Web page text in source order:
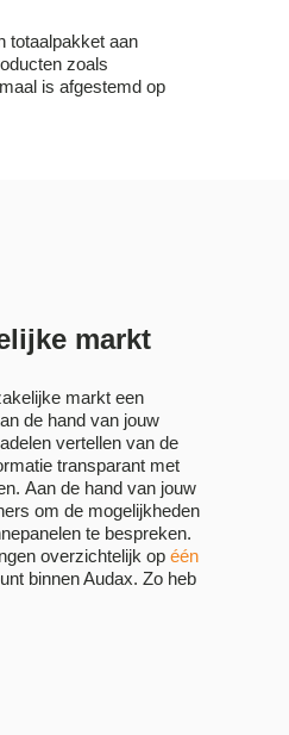
totaalpakket aan
zoals
is afgestemd op
markt
markt een
de hand van jouw
vertellen van de
transparant met
Aan de hand van jouw
om de mogelijkheden
te bespreken.
overzichtelijk op één
binnen Audax. Zo heb